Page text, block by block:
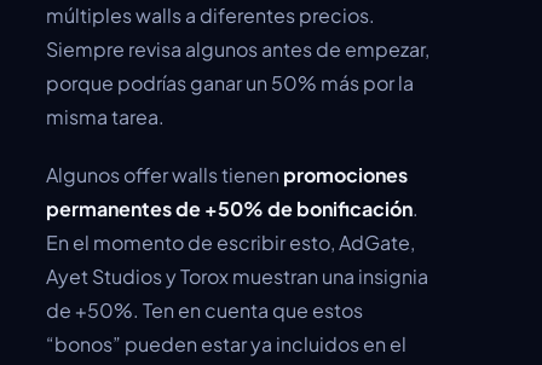
múltiples walls a diferentes precios.
Siempre revisa algunos antes de empezar,
porque podrías ganar un 50% más por la
misma tarea.
Algunos offer walls tienen promociones
permanentes de +50% de bonificación.
En el momento de escribir esto, AdGate,
Ayet Studios y Torox muestran una insignia
de +50%. Ten en cuenta que estos
“bonos” pueden estar ya incluidos en el